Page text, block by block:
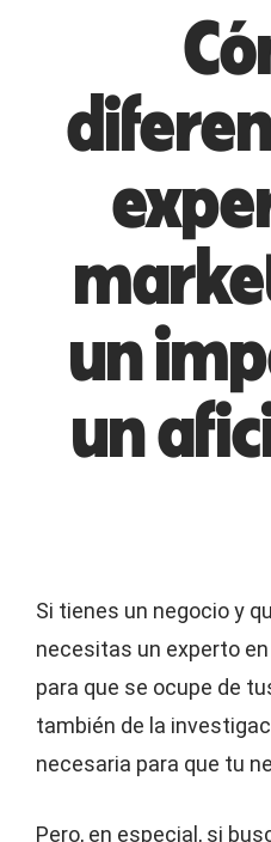
un
un
Si tienes un negocio y
necesitas un experto
para que se ocupe de
también de la
necesaria para que tu
Pero, en especial, si